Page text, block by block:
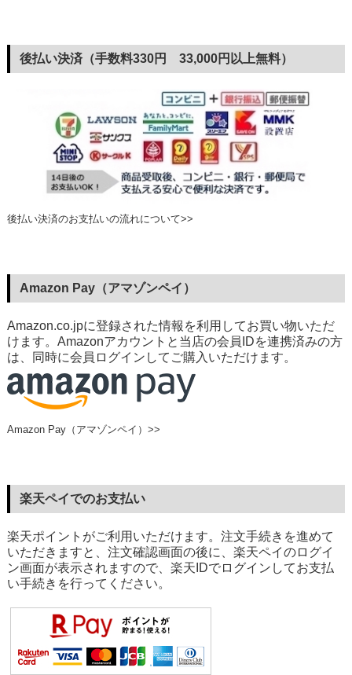
後払い決済（手数料330円 33,000円以上無料）
後払い決済のお支払いの流れについて>>
Amazon Pay（アマゾンペイ）
Amazon.co.jpに登録された情報を利用してお買い物いただ
けます。Amazonアカウントと当店の会員IDを連携済みの方
は、同時に会員ログインしてご購入いただけます。
Amazon Pay（アマゾンペイ）>>
楽天ペイでのお支払い
楽天ポイントがご利用いただけます。注文手続きを進めて
いただきますと、注文確認画面の後に、楽天ペイのログイ
ン画面が表示されますので、楽天IDでログインしてお支払
い手続きを行ってください。